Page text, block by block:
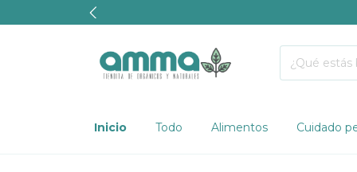
Inicio Todo Alimentos Cuidado